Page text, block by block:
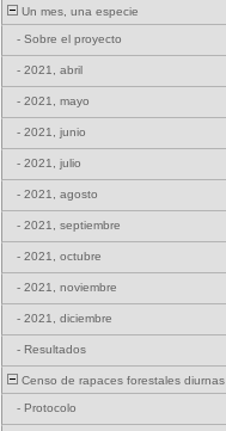
Un mes, una especie
- Sobre el proyecto
- 2021, abril
- 2021, mayo
- 2021, junio
- 2021, julio
- 2021, agosto
- 2021, septiembre
- 2021, octubre
- 2021, noviembre
- 2021, diciembre
- Resultados
Censo de rapaces forestales diurnas
- Protocolo